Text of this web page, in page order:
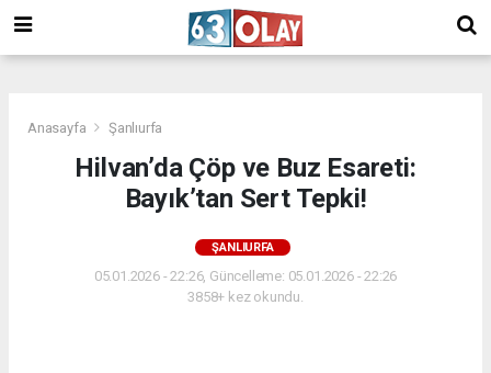
Anasayfa Şanlıurfa
Hilvan’da Çöp ve Buz Esareti:
Bayık’tan Sert Tepki!
ŞANLIURFA
05.01.2026 - 22:26, Güncelleme: 05.01.2026 - 22:26
3858+ kez okundu.